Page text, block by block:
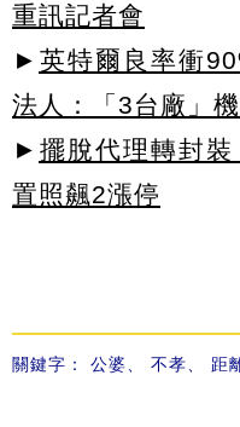
重訊記者會
► 英特爾良率衝
法人：「3台廠」
► 擺脫代理轉封
置照飆2漲停
關鍵字： 公婆 不孝 距